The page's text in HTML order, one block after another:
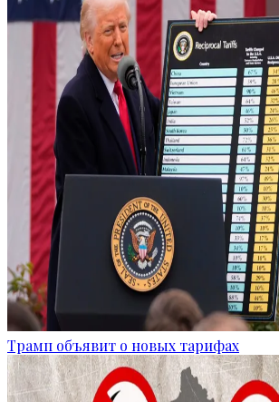
Трамп объявит о новых тарифах